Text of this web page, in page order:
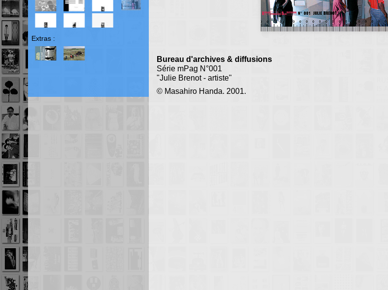
Bureau d'archives & diffusions
Série mPag N°001
"Julie Brenot - artiste"
© Masahiro Handa. 2001.
Extras :